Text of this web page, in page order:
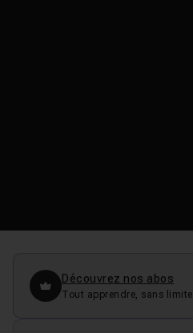
Découvrez nos abos
Tout apprendre, sans limite